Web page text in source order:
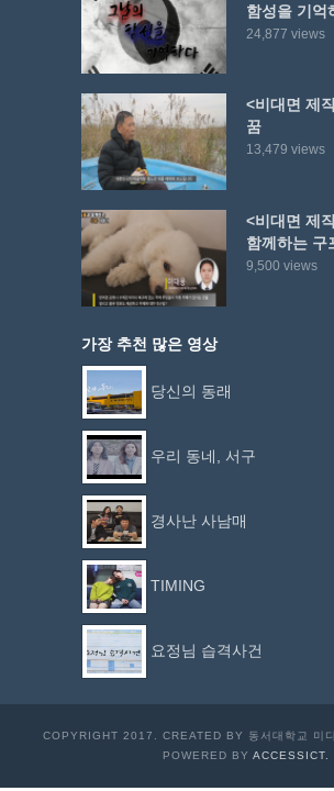
함성을 기억
24,877 views
<비대면 제
꿈
13,479 views
<비대면 제
함께하는 구
9,500 views
가장 추천 많은 영상
당신의 동래
우리 동네, 서구
경사난 사남매
TIMING
요정님 습격사건
COPYRIGHT 2017. CREATED BY 동서대학교 미디
POWERED BY ACCESSICT.